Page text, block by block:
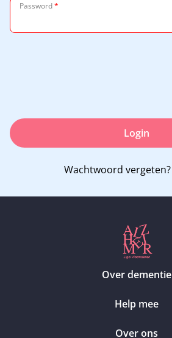
Password*
Login
Wachtwoord vergeten?
Over dementie
Help mee
Over ons